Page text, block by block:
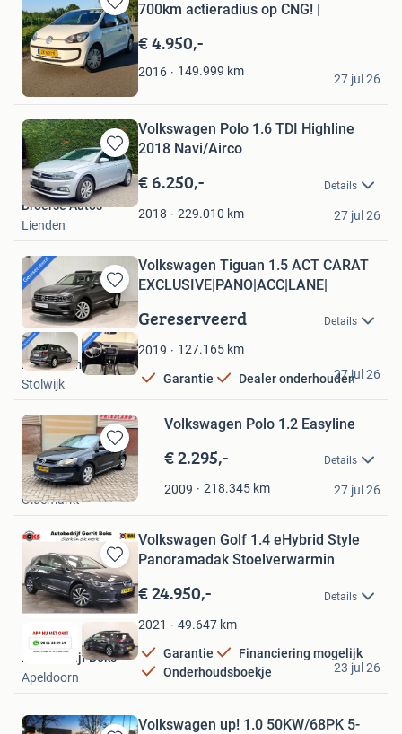
Bewaren
in
Mijn
Favorieten
700km actieradius op CNG! |
€ 4.950,-
2016 149.999 km
Huub
Nistelrode
27 jul 26
Bewaren
in
Mijn
Favorieten
Volkswagen Polo 1.6 TDI Highline
2018 Navi/Airco
€ 6.250,- Details
2018 229.010 km
Broerse Auto's
Lienden
27 jul 26
Bewaren
in
Mijn
Favorieten
Volkswagen Tiguan 1.5 ACT CARAT
EXCLUSIVE|PANO|ACC|LANE|
Gereserveerd Details
2019 127.165 km
Garantie Dealer onderhouden
P.S. Automotive
Stolwijk
27 jul 26
Bewaren
in
Mijn
Favorieten
Volkswagen Polo 1.2 Easyline
€ 2.295,- Details
2009 218.345 km
MC Auto's B.V.
Oldemarkt
27 jul 26
Bewaren
in
Mijn
Favorieten
Volkswagen Golf 1.4 eHybrid Style
Panoramadak Stoelverwarmin
€ 24.950,- Details
2021 49.647 km
Garantie
Financiering mogelijk
Onderhoudsboekje
Autobedrijf Boks
Apeldoorn
23 jul 26
Volkswagen up! 1.0 50KW/68PK 5-